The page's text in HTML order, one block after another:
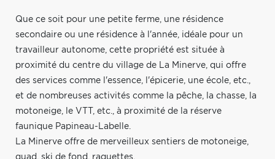
Que ce soit pour une petite ferme, une résidence
secondaire ou une résidence à l'année, idéale pour un
travailleur autonome, cette propriété est située à
proximité du centre du village de La Minerve, qui offre
des services comme l'essence, l'épicerie, une école, etc.,
et de nombreuses activités comme la pêche, la chasse, la
motoneige, le VTT, etc., à proximité de la réserve
faunique Papineau-Labelle.
La Minerve offre de merveilleux sentiers de motoneige,
quad, ski de fond, raquettes.